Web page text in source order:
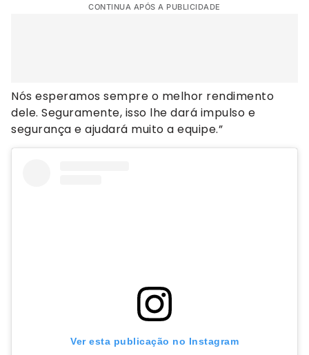
CONTINUA APÓS A PUBLICIDADE
Nós esperamos sempre o melhor rendimento
dele. Seguramente, isso lhe dará impulso e
segurança e ajudará muito a equipe.”
Ver esta publicação no Instagram